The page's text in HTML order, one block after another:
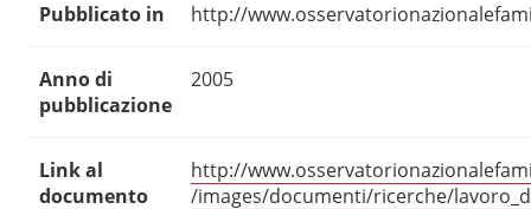
Pubblicato in http://
Anno di
pubblicazione
2005
Link al
documento
http://
/images/documenti/ricerche/